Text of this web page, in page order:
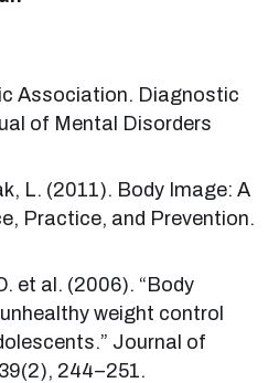
Association. Diagnostic
of Mental Disorders
L. (2011). Body Image: A
Practice, and Prevention.
et al. (2006). “Body
weight control
Journal of
244–251.